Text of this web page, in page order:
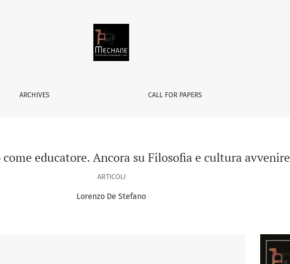
e cultura avvenire
ARCHIVES CALL FOR PAPERS
come educatore. Ancora su Filosofia e cultura avvenire
ARTICOLI
Lorenzo De Stefano